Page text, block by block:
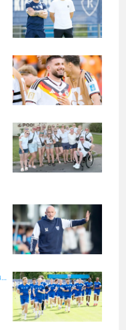
Interessante Nummer-Änderungen